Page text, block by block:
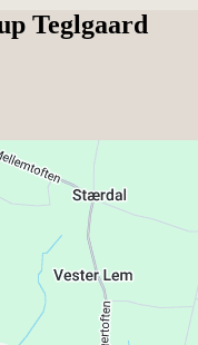
Teglgaard